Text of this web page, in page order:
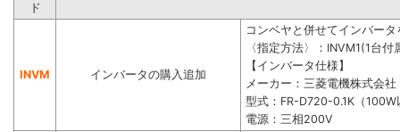
ド
INVM インバータの購入追加
コンベヤと併せてインバー
〈指定方法〉：INVM1(1台
【インバータ仕様】
メーカー：三菱電機株式会社
型式：FR-D720-0.1K（100W
電源：三相200V